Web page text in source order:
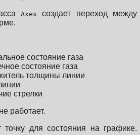
Axes
создает переход между
состояние газа
состояние газа
толщины линии
стрелки
работает.
точку для состояния на графике.